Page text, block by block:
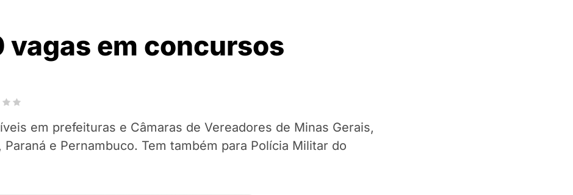
vagas em concursos
em prefeituras e Câmaras de Vereadores de Minas Gerais,
e Pernambuco. Tem também para Polícia Militar do